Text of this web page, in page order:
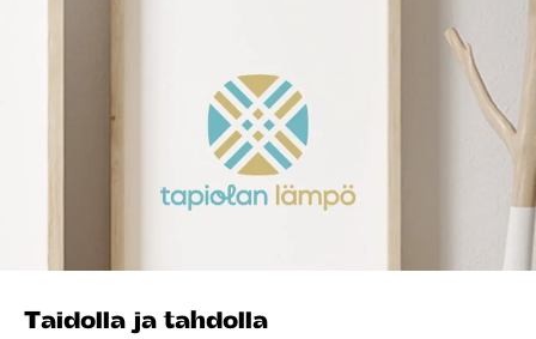
Taidolla ja tahdolla